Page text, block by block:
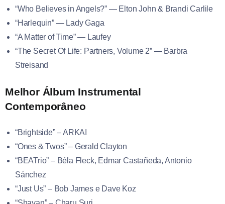
“Who Believes in Angels?” — Elton John & Brandi Carlile
“Harlequin” — Lady Gaga
“A Matter of Time” — Laufey
“The Secret Of Life: Partners, Volume 2” — Barbra
Streisand
Melhor Álbum Instrumental
Contemporâneo
“Brightside” – ARKAI
“Ones & Twos” – Gerald Clayton
“BEATrio” – Béla Fleck, Edmar Castañeda, Antonio
Sánchez
“Just Us” – Bob James e Dave Koz